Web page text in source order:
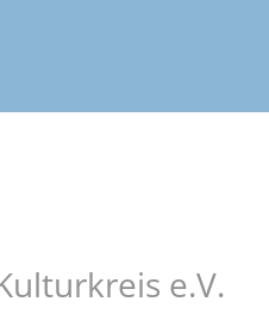
e.V.